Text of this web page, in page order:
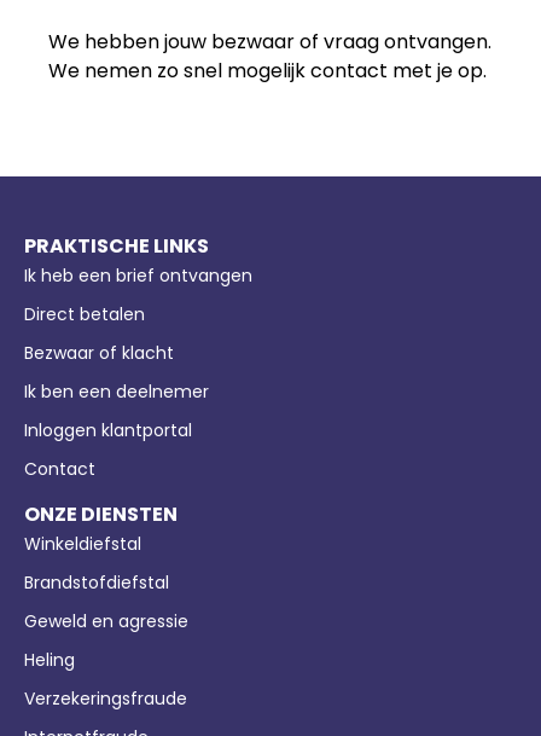
We hebben jouw bezwaar of vraag ontvangen.
We nemen zo snel mogelijk contact met je op.
PRAKTISCHE LINKS
Ik heb een brief ontvangen
Direct betalen
Bezwaar of klacht
Ik ben een deelnemer
Inloggen klantportal
Contact
ONZE DIENSTEN
Winkeldiefstal
Brandstofdiefstal
Geweld en agressie
Heling
Verzekeringsfraude